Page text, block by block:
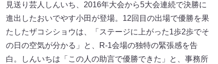
見送り芸人しんいち、2016年大会から5大会連続で決勝に
進出したおいでやす小田が登場。12回目の出場で優勝を果
たしたザコシショウは、「ステージに上がった1歩2歩でそ
の日の空気が分かる」と、R-1会場の独特の緊張感を告
白。しんいちは「この人の助言で優勝できた」と、事務所